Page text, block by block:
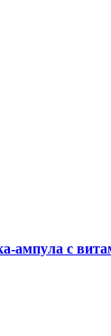
ампула с